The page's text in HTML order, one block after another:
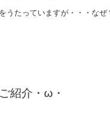
たっていますが・・・なぜ
紹介・ω・